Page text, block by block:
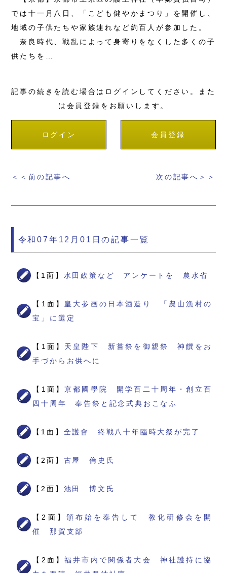
では十一月八日、「こども健やかまつり」を開催し、
地域の子供たちや家族連れなど約百人が参加した。
奈良時代、戦乱によって身寄りをなくした多くの子
供たちを…
記事の続きを読む場合はログインしてください。また
は会員登録をお願いします。
ログイン 会員登録
＜＜前の記事へ 次の記事へ＞＞
令和07年12月01日の記事一覧
【1面】 水田政策など アンケートを 農水省
【1面】 皇大参画の日本酒造り 「農山漁村の
宝」に選定
【1面】 天皇陛下 新嘗祭を御親祭 神饌をお
手づからお供へに
【1面】京都國學院 開学百二十周年・創立百
四十周年 奉告祭と記念式典おこなふ
【1面】 全護會 終戦八十年臨時大祭が完了
【2面】 古屋 倫史氏
【2面】 池田 博文氏
【2面】 頒布始を奉告して 教化研修会を開
催 那賀支部
【2面】福井市内で関係者大会 神社護持に協